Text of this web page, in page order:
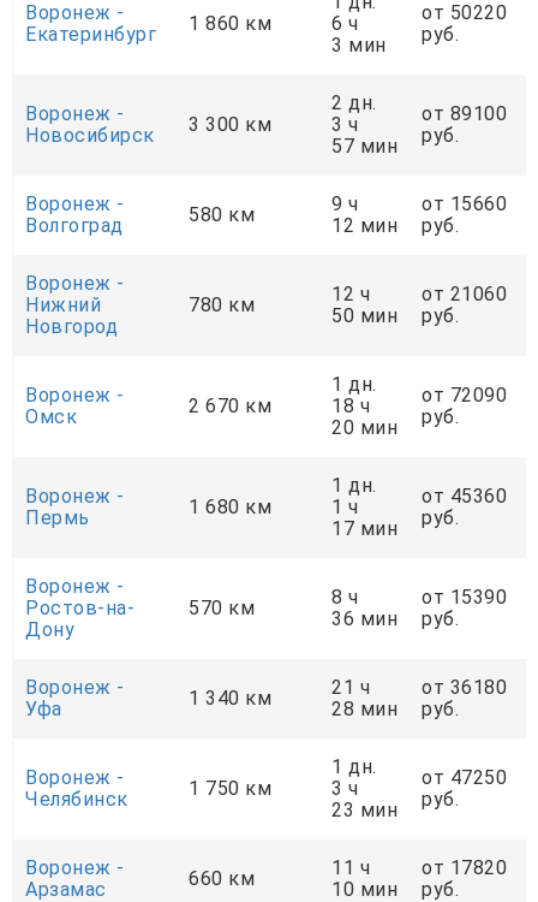
Воронеж -
Екатеринбург
1 860 км
6 ч
3 мин
от 50220
руб.
Воронеж -
Новосибирск
3 300 км
2 дн.
3 ч
57 мин
от 89100
руб.
Воронеж -
Волгоград
580 км
9 ч
12 мин
от 15660
руб.
Воронеж -
Нижний
Новгород
780 км
12 ч
50 мин
от 21060
руб.
Воронеж -
Омск
2 670 км
1 дн.
18 ч
20 мин
от 72090
руб.
Воронеж -
Пермь
1 680 км
1 дн.
1 ч
17 мин
от 45360
руб.
Воронеж -
Ростов-на-
Дону
570 км
8 ч
36 мин
от 15390
руб.
Воронеж -
Уфа
1 340 км
21 ч
28 мин
от 36180
руб.
Воронеж -
Челябинск
1 750 км
1 дн.
3 ч
23 мин
от 47250
руб.
Воронеж -
Арзамас
660 км
11 ч
10 мин
от 17820
руб.